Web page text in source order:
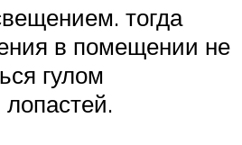
тогда
в помещении не
гулом